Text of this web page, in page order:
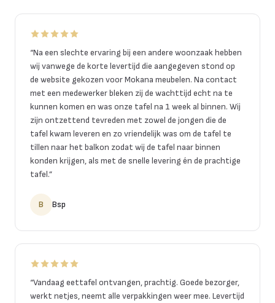
“Na een slechte ervaring bij een andere woonzaak hebben
wij vanwege de korte levertijd die aangegeven stond op
de website gekozen voor Mokana meubelen. Na contact
met een medewerker bleken zij de wachttijd echt na te
kunnen komen en was onze tafel na 1 week al binnen. Wij
zijn ontzettend tevreden met zowel de jongen die de
tafel kwam leveren en zo vriendelijk was om de tafel te
tillen naar het balkon zodat wij de tafel naar binnen
konden krijgen, als met de snelle levering én de prachtige
tafel.”
B Bsp
“Vandaag eettafel ontvangen, prachtig. Goede bezorger,
werkt netjes, neemt alle verpakkingen weer mee. Levertijd